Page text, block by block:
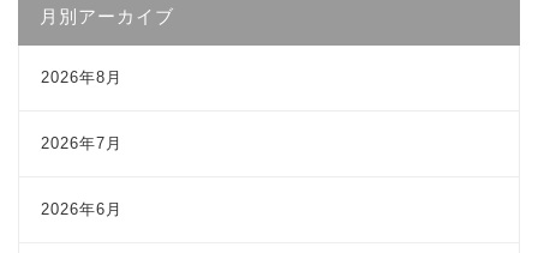
月別アーカイブ
2026年8月
2026年7月
2026年6月